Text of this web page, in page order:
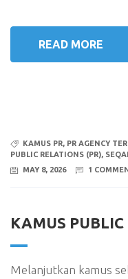
READ MORE
KAMUS PR, PR AGENCY
PUBLIC RELATIONS (PR),
MAY 8, 2026
1
KAMUS
Melanjutkan kamus